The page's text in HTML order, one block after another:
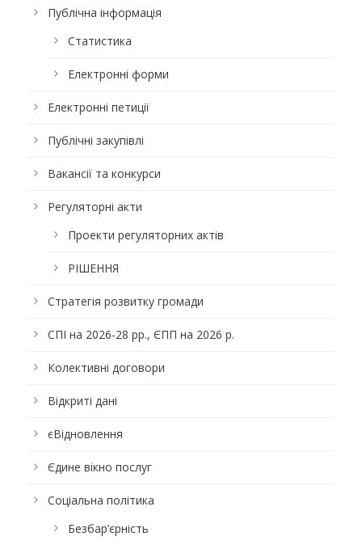
Публічна інформація
Статистика
Електронні форми
Електронні петиції
Публічні закупівлі
Вакансії та конкурси
Регуляторні акти
Проекти регуляторних актів
РІШЕННЯ
Стратегія розвитку громади
СПІ на 2026-28 рр., ЄПП на 2026 р.
Колективні договори
Відкриті дані
єВідновлення
Єдине вікно послуг
Соціальна політика
Безбар’єрність